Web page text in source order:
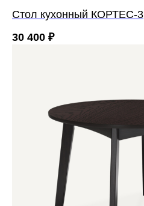
Cтол кухонный КОРТЕС-3
30 400 ₽